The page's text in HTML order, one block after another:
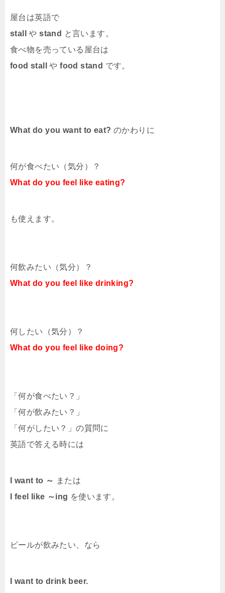
屋台は英語で
stall
やstand と言います。
食べ物を売っている屋台は
food stall
やfood stand です。
What do you want to eat? のかわりに
何が食べたい（気分）？
What do you feel like eating?
も使えます。
何飲みたい（気分）？
What do you feel like drinking?
何したい（気分）？
What do you feel like doing?
「何が食べたい？」
「何が飲みたい？」
「何がしたい？」の質問に
英語で答える時には
I want to ～ または
I feel like ～ing を使います。
ビールが飲みたい、なら
I want to drink beer.